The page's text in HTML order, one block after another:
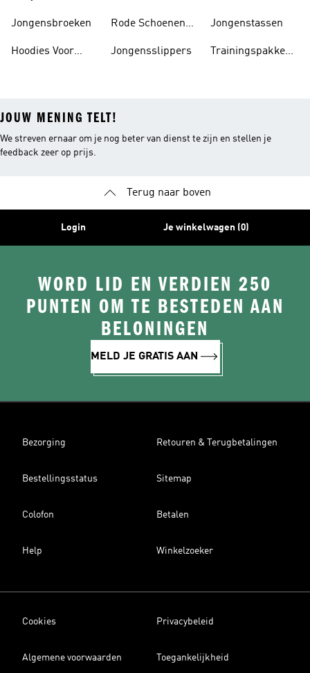
Jongensbroeken
Hoodies Voor
Rode Schoenen
Jongensslippers
Jongenstassen
Trainingspakken
JOUW MENING TELT!
We streven ernaar om je nog beter van dienst te zijn en stellen je
feedback zeer op prijs.
Terug naar boven
Login Je winkelwagen (0)
WORD LID EN VERDIEN 250
PUNTEN OM TE BESTEDEN AAN
BELONINGEN
MELD JE GRATIS AAN
Bezorging Retouren & Terugbetalingen
Bestellingsstatus Sitemap
Colofon Betalen
Help Winkelzoeker
Cookies Privacybeleid
Algemene voorwaarden Toegankelijkheid